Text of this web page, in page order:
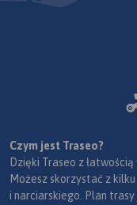
Czym jest Traseo?
Dzięki Traseo z
Możesz skorzystać z
i narciarskiego. Plan